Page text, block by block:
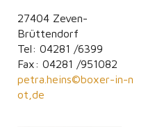
27404 Zeven-
Brüttendorf
Tel: 04281 /6399
Fax: 04281 /951082
petra.heins©boxer-in-n
ot,de